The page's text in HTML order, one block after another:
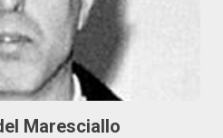
Maresciallo